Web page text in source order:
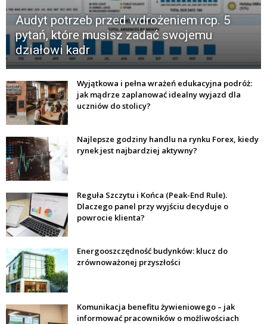
Audyt potrzeb przed wdrożeniem rcp. 5
pytań, które musisz zadać swojemu
działowi kadr
Wyjątkowa i pełna wrażeń edukacyjna podróż:
jak mądrze zaplanować idealny wyjazd dla
uczniów do stolicy?
Najlepsze godziny handlu na rynku Forex, kiedy
rynek jest najbardziej aktywny?
Reguła Szczytu i Końca (Peak-End Rule).
Dlaczego panel przy wyjściu decyduje o
powrocie klienta?
Energooszczędność budynków: klucz do
zrównoważonej przyszłości
Komunikacja benefitu żywieniowego – jak
informować pracowników o możliwościach